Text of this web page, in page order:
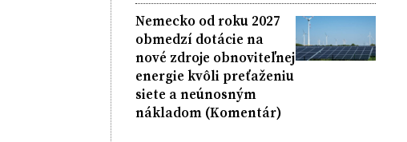
Nemecko od roku 2027
obmedzí dotácie na
nové zdroje obnoviteľnej
energie kvôli preťaženiu
siete a neúnosným
nákladom (Komentár)